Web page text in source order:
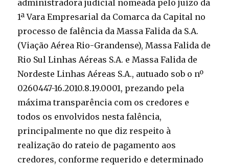
administradora judicial nomeada pelo juízo da
1ª Vara Empresarial da Comarca da Capital no
processo de falência da Massa Falida da S.A.
(Viação Aérea Rio-Grandense), Massa Falida de
Rio Sul Linhas Aéreas S.A. e Massa Falida de
Nordeste Linhas Aéreas S.A., autuado sob o nº
0260447-16.2010.8.19.0001, prezando pela
máxima transparência com os credores e
todos os envolvidos nesta falência,
principalmente no que diz respeito à
realização do rateio de pagamento aos
credores, conforme requerido e determinado